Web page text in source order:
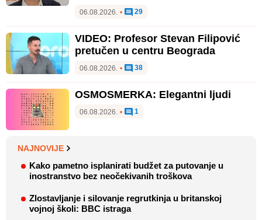
06.08.2026. • 29
VIDEO: Profesor Stevan Filipović
pretučen u centru Beograda
06.08.2026. • 38
OSMOSMERKA: Elegantni ljudi
06.08.2026. • 1
NAJNOVIJE
Kako pametno isplanirati budžet za putovanje u
inostranstvo bez neočekivanih troškova
Zlostavljanje i silovanje regrutkinja u britanskoj
vojnoj školi: BBC istraga